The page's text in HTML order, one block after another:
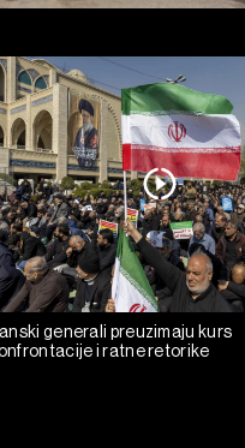
generali preuzimaju kurs
i ratne retorike